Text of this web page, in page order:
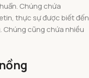
Chúng chứa
thực sự được biết đến
cũng chứa nhiều